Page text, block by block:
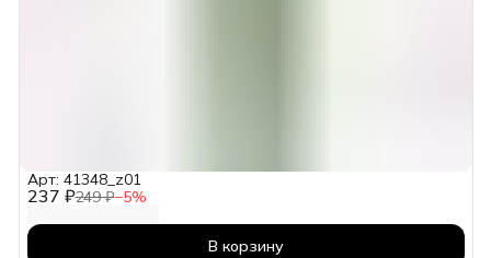
237 ₽249 ₽−5%
Арт: 41348_z01
В корзину